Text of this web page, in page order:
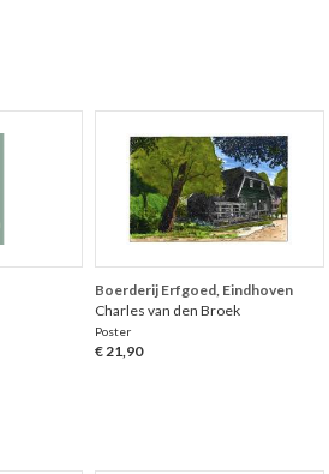
Boerderij Erfgoed, Eindhoven
Charles van den Broek
Poster
€ 21,90